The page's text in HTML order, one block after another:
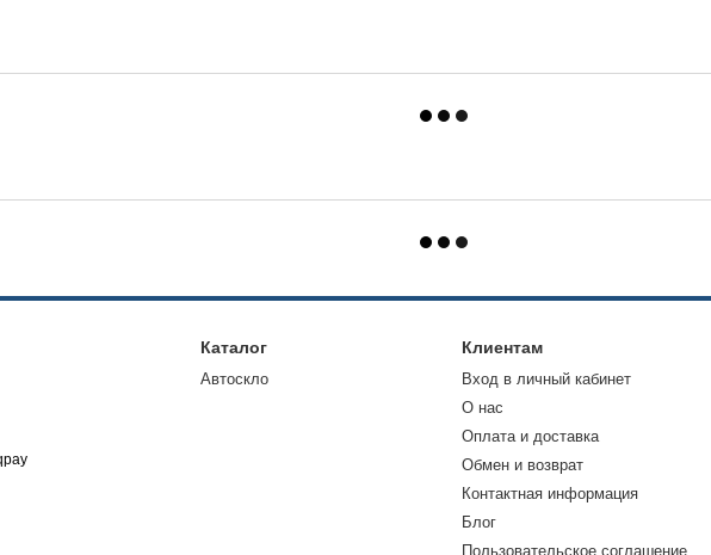
Каталог
Автоскло
Клиентам
Вход в личный кабинет
О нас
Оплата и доставка
Обмен и возврат
Контактная информация
Блог
Пользовательское соглашение